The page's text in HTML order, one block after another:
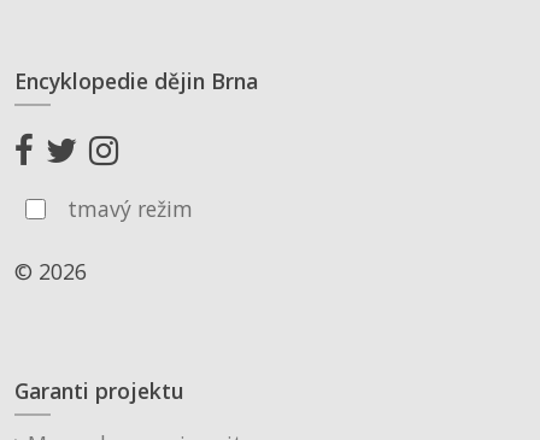
Encyklopedie dějin Brna
tmavý režim
© 2026
Garanti projektu